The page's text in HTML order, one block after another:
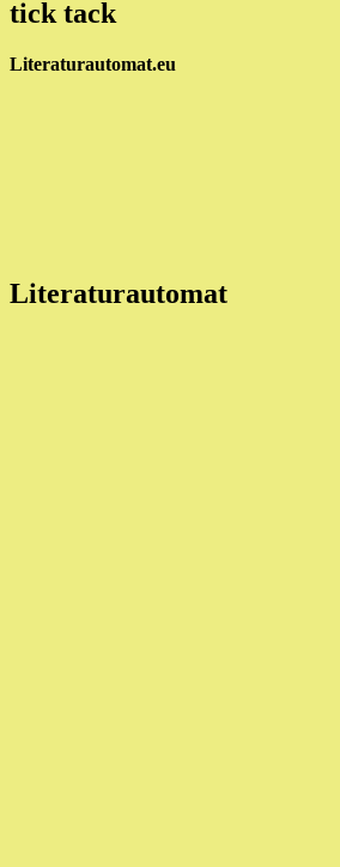
tick tack
Literaturautomat.eu
Literaturautomat